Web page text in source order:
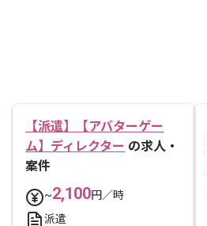
【派遣】【アバターゲー
ム】ディレクター の求人・
案件
~2,100円／時
派遣